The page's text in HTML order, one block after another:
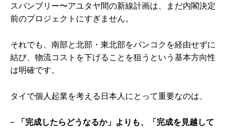
スパンブリー〜アユタヤ間の新線計画は、まだ内閣決定
前のプロジェクトにすぎません。
それでも、南部と北部・東北部をバンコクを経由せずに
結び、物流コストを下げることを狙うという基本方向性
は明確です。
タイで個人起業を考える日本人にとって重要なのは、
–
「完成したらどうなるか」よりも、「完成を見越して